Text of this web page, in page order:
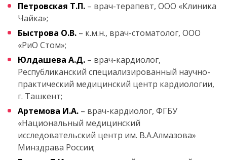
Петровская Т.П. – врач-терапевт, ООО «Клиника
Чайка»;
Быстрова О.В. – к.м.н., врач-стоматолог, ООО
«РиО Стом»;
Юлдашева А.Д. – врач-кардиолог,
Республиканский специализированный научно-
практический медицинский центр кардиологии,
г. Ташкент;
Артемова И.А. – врач-кардиолог, ФГБУ
«Национальный медицинский
исследовательский центр им. В.А.Алмазова»
Минздрава России;